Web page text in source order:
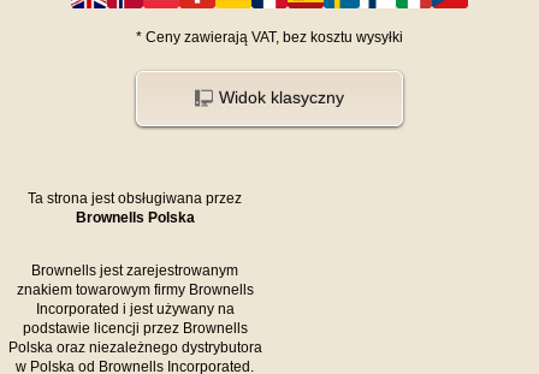
* Ceny zawierają VAT, bez kosztu wysyłki
Widok klasyczny
Ta strona jest obsługiwana przez
Brownells Polska
Brownells jest zarejestrowanym
znakiem towarowym firmy Brownells
Incorporated i jest używany na
podstawie licencji przez Brownells
Polska oraz niezależnego dystrybutora
w Polska od Brownells Incorporated.